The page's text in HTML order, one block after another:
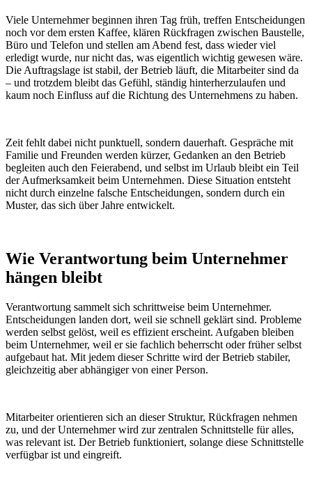
Viele Unternehmer beginnen ihren Tag früh, treffen Entscheidungen
noch vor dem ersten Kaffee, klären Rückfragen zwischen Baustelle,
Büro und Telefon und stellen am Abend fest, dass wieder viel
erledigt wurde, nur nicht das, was eigentlich wichtig gewesen wäre.
Die Auftragslage ist stabil, der Betrieb läuft, die Mitarbeiter sind da
– und trotzdem bleibt das Gefühl, ständig hinterherzulaufen und
kaum noch Einfluss auf die Richtung des Unternehmens zu haben.
Zeit fehlt dabei nicht punktuell, sondern dauerhaft. Gespräche mit
Familie und Freunden werden kürzer, Gedanken an den Betrieb
begleiten auch den Feierabend, und selbst im Urlaub bleibt ein Teil
der Aufmerksamkeit beim Unternehmen. Diese Situation entsteht
nicht durch einzelne falsche Entscheidungen, sondern durch ein
Muster, das sich über Jahre entwickelt.
Wie Verantwortung beim Unternehmer
hängen bleibt
Verantwortung sammelt sich schrittweise beim Unternehmer.
Entscheidungen landen dort, weil sie schnell geklärt sind. Probleme
werden selbst gelöst, weil es effizient erscheint. Aufgaben bleiben
beim Unternehmer, weil er sie fachlich beherrscht oder früher selbst
aufgebaut hat. Mit jedem dieser Schritte wird der Betrieb stabiler,
gleichzeitig aber abhängiger von einer Person.
Mitarbeiter orientieren sich an dieser Struktur, Rückfragen nehmen
zu, und der Unternehmer wird zur zentralen Schnittstelle für alles,
was relevant ist. Der Betrieb funktioniert, solange diese Schnittstelle
verfügbar ist und eingreift.